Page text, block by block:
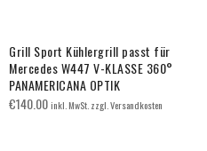
Grill Sport Kühlergrill passt für
Mercedes W447 V-KLASSE 360°
PANAMERICANA OPTIK
€140.00inkl. MwSt. zzgl. Versandkosten